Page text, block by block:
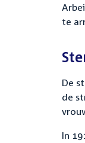
te
De
de
In